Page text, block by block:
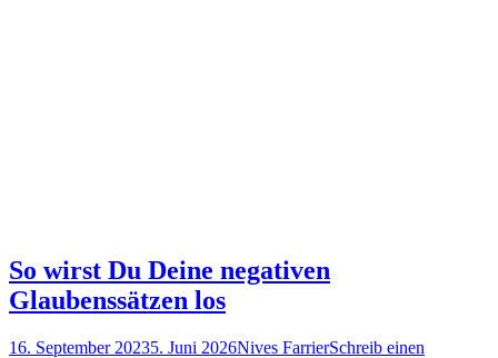
So wirst Du Deine negativen
Glaubenssätzen los
Posted
16. September 20235. Juni 2026Autor
Nives FarrierSchreib einen